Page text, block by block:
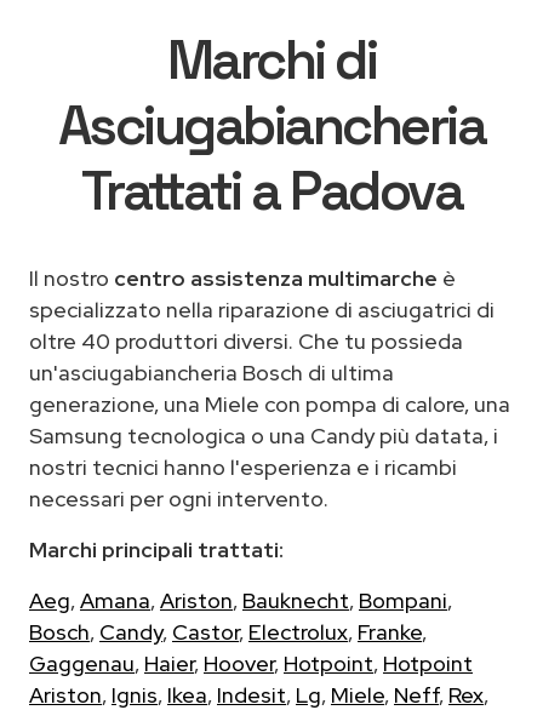
Marchi di
Asciugabiancheria
Trattati a Padova
Il nostro centro assistenza multimarche è
specializzato nella riparazione di asciugatrici di
oltre 40 produttori diversi. Che tu possieda
un'asciugabiancheria Bosch di ultima
generazione, una Miele con pompa di calore, una
Samsung tecnologica o una Candy più datata, i
nostri tecnici hanno l'esperienza e i ricambi
necessari per ogni intervento.
Marchi principali trattati:
Aeg,Amana,Ariston, Bauknecht, Bompani,
Bosch, Candy, Castor, Electrolux, Franke,
Gaggenau, Haier, Hoover, Hotpoint, Hotpoint
Ariston, Ignis, Ikea, Indesit, Lg, Miele, Neff, Rex,